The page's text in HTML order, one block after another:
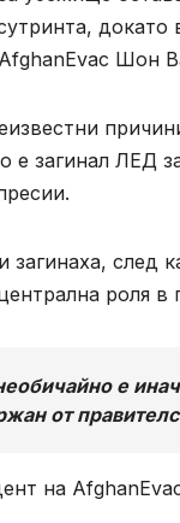
Шон
е загинал
след
роля
е
от
на